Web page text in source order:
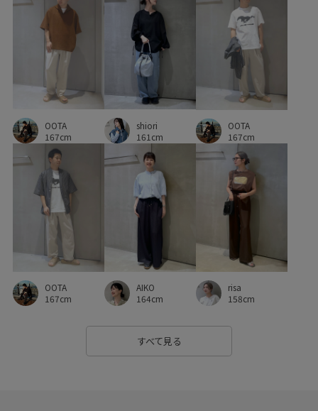
優しくフィット 光沢感 内ポケット 合わせやすい
快適 快適な着心地 肌触りが良い
軽い着心地
OOTA
167cm
shiori
161cm
OOTA
167cm
OOTA
167cm
AIKO
164cm
risa
158cm
すべて見る